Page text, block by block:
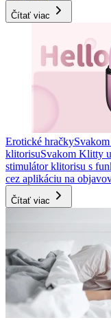
Čítať viac
Erotické hračky
klitorisuSvakom Klitty
stimulátor klitorisu s
cez aplikáciu na
Čítať viac